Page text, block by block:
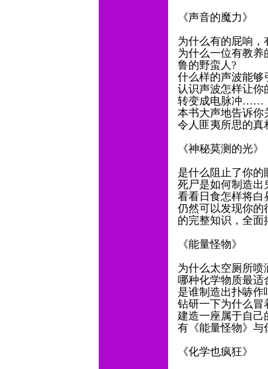
《声音的魔力》
为什么有的屁响
为什么一位有教
鲁的野蛮人?
什么样的声波能
认识声波怎样让你
转变成电脉冲……
本书大声地告诉你
令人匪夷所思的
《神秘莫测的光》
是什么阻止了你
死尸是如何制造出
看看日食怎样将白
仍然可以发现你
的完整知识，全
《能量怪物》
为什么太空厕所
哪种化学物质最
是谁制造出扑哧
钻研一下为什么冒
建造一座属于自
有《能量怪物》与
《化学也疯狂》